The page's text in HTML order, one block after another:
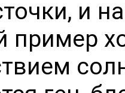
и
пример